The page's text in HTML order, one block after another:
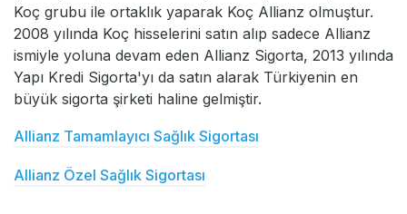
Koç grubu ile ortaklık yaparak Koç Allianz olmuştur.
2008 yılında Koç hisselerini satın alıp sadece Allianz
ismiyle yoluna devam eden Allianz Sigorta, 2013 yılında
Yapı Kredi Sigorta'yı da satın alarak Türkiyenin en
büyük sigorta şirketi haline gelmiştir.
Allianz Tamamlayıcı Sağlık Sigortası
Allianz Özel Sağlık Sigortası